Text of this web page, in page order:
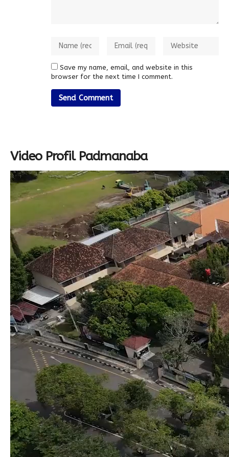
Save my name, email, and website in this
browser for the next time I comment.
Video Profil Padmanaba